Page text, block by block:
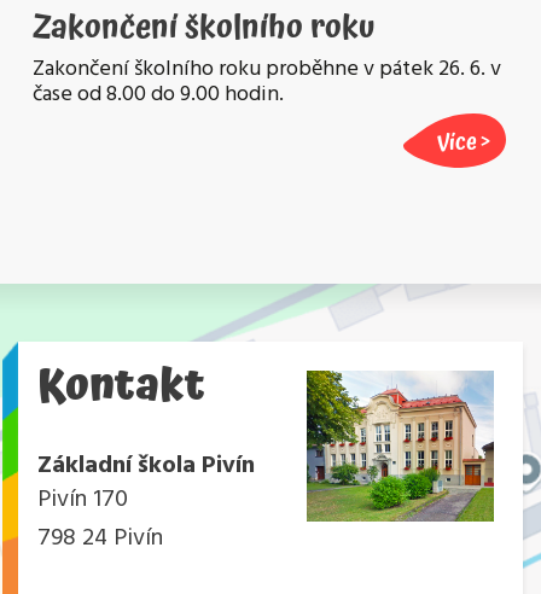
Zakončení školního roku
Zakončení školního roku proběhne v pátek 26. 6. v
čase od 8.00 do 9.00 hodin.
Více
Kontakt
Základní škola Pivín
Pivín 170
798 24 Pivín